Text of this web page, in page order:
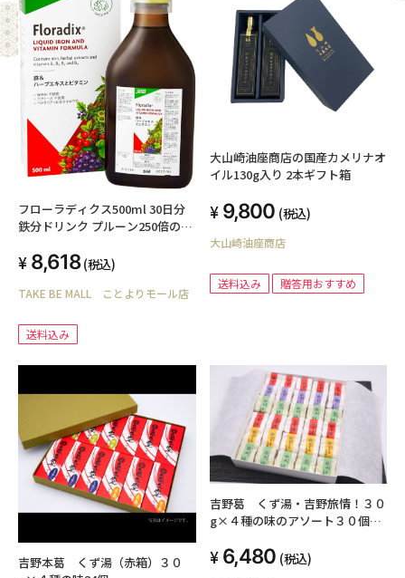
フローラディクス500ml 30日分
鉄分ドリンク プルーン250倍の鉄
ーツ風味 液体鉄分 ビタミン 日本
オリジナル配合 国内正規品
8,618 (税込)
TAKE BE MALL ことよりモール店
送料込み
大山崎油座商店の国産カメリナオ
イル130g入り 2本ギフト箱
9,800 (税込)
大山崎油座商店
送料込み 贈答用おすすめ
吉野本葛 くず湯（赤箱）３０
吉野葛 くず湯・吉野旅情！３０
g×４種の味のアソート３０個入
6,480 (税込)